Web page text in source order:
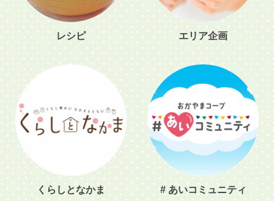
レシピ エリア企画
くらしとなかま # あいコミュニティ